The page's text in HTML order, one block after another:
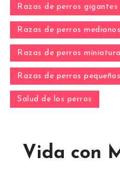
Razas de perros gigantes
Razas de perros medianos
Razas de perros miniatura
Razas de perros pequeños
Salud de los perros
Vida con